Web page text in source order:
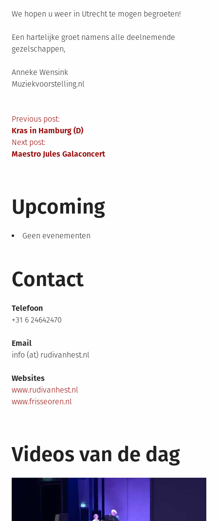
We hopen u weer in Utrecht te mogen begroeten!
Een hartelijke groet namens alle deelnemende
gezelschappen,
Anneke Wensink
Muziekvoorstelling.nl
Berichtnavigatie
Previous post:
Kras in Hamburg (D)
Next post:
Maestro Jules Galaconcert
Upcoming
Geen evenementen
Contact
Telefoon
+31 6 24642470
Email
info (at) rudivanhest.nl
Websites
www.rudivanhest.nl
www.frisseoren.nl
Videos van de dag